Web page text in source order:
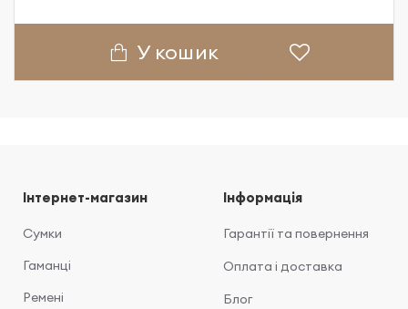
У кошик
Інтернет-магазин
Сумки
Гаманці
Ремені
Інформація
Гарантії та повернення
Оплата і доставка
Блог